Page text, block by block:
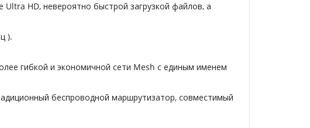
HD, невероятно быстрой загрузкой файлов, а
).
гибкой и экономичной сети Mesh с единым именем
беспроводной маршрутизатор, совместимый